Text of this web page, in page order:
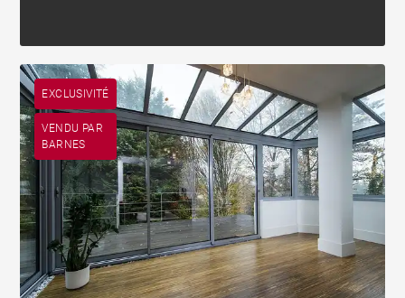
EXCLUSIVITÉ
VENDU PAR
BARNES